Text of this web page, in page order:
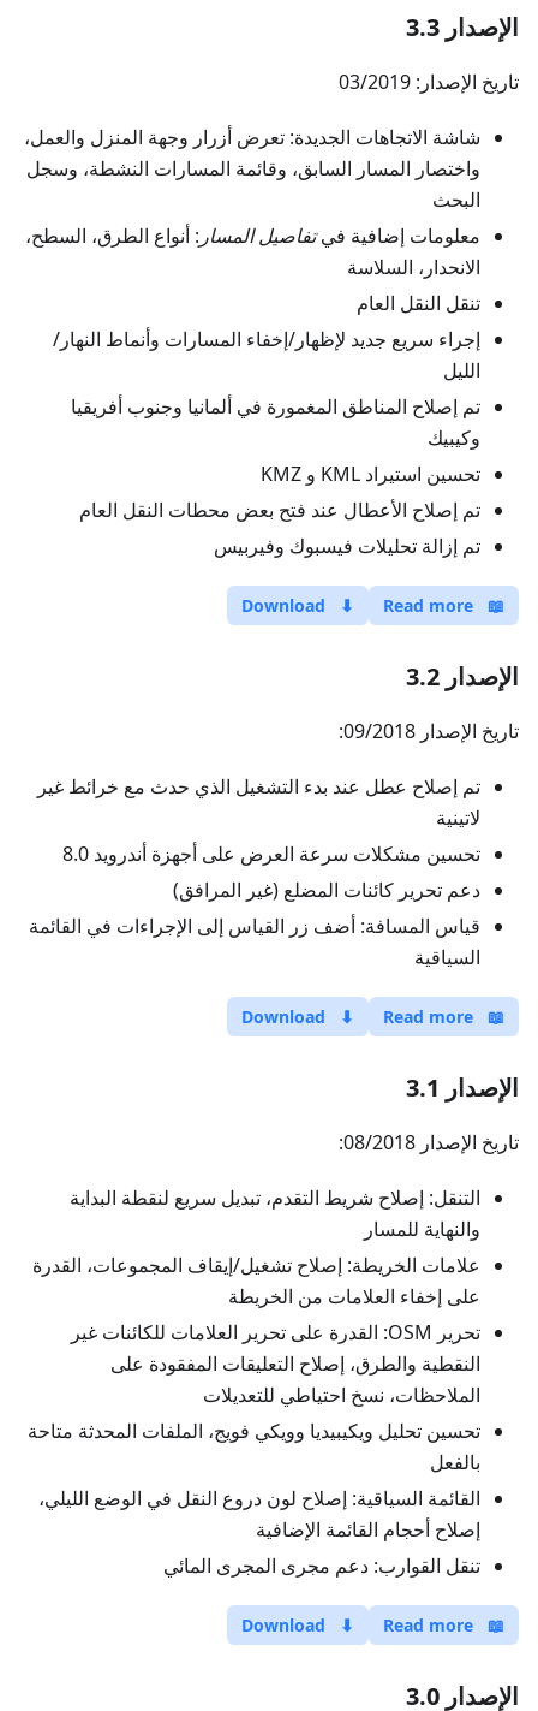
الإصدار 3.3
تاريخ الإصدار: 03/2019
شاشة الاتجاهات الجديدة: تعرض أزرار وجهة المنزل والعمل،
واختصار المسار السابق، وقائمة المسارات النشطة، وسجل
البحث
معلومات إضافية فيتفاصيل المسار : أنواع الطرق، السطح،
الانحدار، السلاسة
تنقل النقل العام
إجراء سريع جديد لإظهار/إخفاء المسارات وأنماط النهار/
الليل
تم إصلاح المناطق المغمورة في ألمانيا وجنوب أفريقيا
وكيبيك
تحسين استيراد KML و KMZ
تم إصلاح الأعطال عند فتح بعض محطات النقل العام
تم إزالة تحليلات فيسبوك وفيربيس
📖
Read more
⬇
Download
الإصدار 3.2
تاريخ الإصدار 09/2018:
تم إصلاح عطل عند بدء التشغيل الذي حدث مع خرائط غير
لاتينية
تحسين مشكلات سرعة العرض على أجهزة أندرويد 8.0
دعم تحرير كائنات المضلع (غير المرافق)
قياس المسافة: أضف زر القياس إلى الإجراءات في القائمة
السياقية
📖
Read more
⬇
Download
الإصدار 3.1
تاريخ الإصدار 08/2018:
التنقل: إصلاح شريط التقدم، تبديل سريع لنقطة البداية
والنهاية للمسار
علامات الخريطة: إصلاح تشغيل/إيقاف المجموعات، القدرة
على إخفاء العلامات من الخريطة
تحرير OSM: القدرة على تحرير العلامات للكائنات غير
النقطية والطرق، إصلاح التعليقات المفقودة على
الملاحظات، نسخ احتياطي للتعديلات
تحسين تحليل ويكيبيديا وويكي فويج، الملفات المحدثة متاحة
بالفعل
القائمة السياقية: إصلاح لون دروع النقل في الوضع الليلي،
إصلاح أحجام القائمة الإضافية
تنقل القوارب: دعم مجرى المجرى المائي
📖
Read more
⬇
Download
الإصدار 3.0